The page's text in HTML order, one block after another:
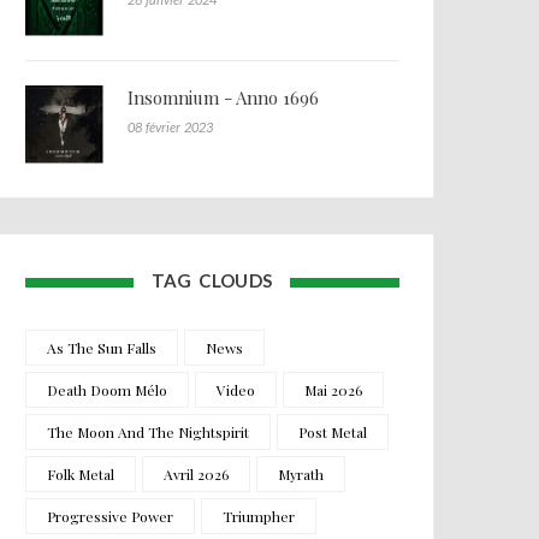
Insomnium - Anno 1696
08 février 2023
TAG CLOUDS
As The Sun Falls News
Death Doom Mélo Video Mai 2026
The Moon And The Nightspirit Post Metal
Folk Metal Avril 2026 Myrath
Progressive Power Triumpher